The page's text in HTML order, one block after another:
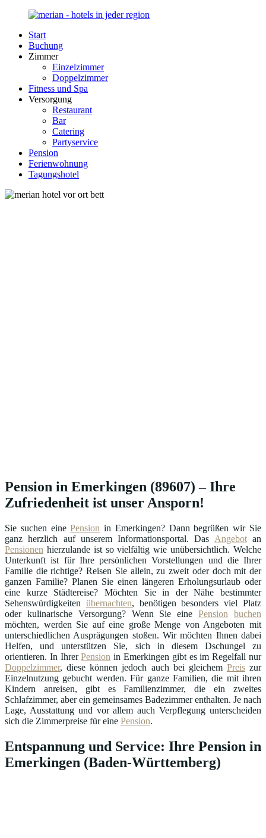
Zurück
Inhalt
Merian-
Hotel.de
Portal
Unterkunft
Deutschland
Start
Buchung
Zimmer
Einzelzimmer
Doppelzimmer
Fitness und Spa
Versorgung
Restaurant
Bar
Catering
Partyservice
Pension
Ferienwohnung
Tagungshotel
Pension in Emerkingen (89607) – Ihre
Zufriedenheit ist unser Ansporn!
Sie suchen einePension in Emerkingen? Dann begrüßen wir Sie
ganz herzlich auf unserem Informationsportal. Das Angebotan
Pensionen hierzulande ist so vielfältig wie unübersichtlich. Welche
Unterkunft ist für Ihre persönlichen Vorstellungen und die Ihrer
Familie die richtige? Reisen Sie allein, zu zweit oder doch mit der
ganzen Familie? Planen Sie einen längeren Erholungsurlaub oder
eine kurze Städtereise? Möchten Sie in der Nähe bestimmter
Sehenswürdigkeiten übernachten, benötigen besonders viel Platz
oder kulinarische Versorgung? Wenn Sie einePension
buchen
möchten, werden Sie auf eine große Menge von Angeboten mit
unterschiedlichen Ausprägungen stoßen. Wir möchten Ihnen dabei
Helfen, und unterstützen Sie, sich in diesem Dschungel zu
orientieren. In IhrerPension in Emerkingen gibt es im Regelfall nur
Doppelzimmer, diese können jedoch auch bei gleichem Preiszur
Einzelnutzung gebucht werden. Für ganze Familien, die mit ihren
Kindern anreisen, gibt es Familienzimmer, die ein zweites
Schlafzimmer, aber ein gemeinsames Badezimmer enthalten. Je nach
Lage, Ausstattung und vor allem auch Verpflegung unterscheiden
sich die Zimmerpreise für eine Pension.
Entspannung und Service: Ihre Pension in
Emerkingen (Baden-Württemberg)